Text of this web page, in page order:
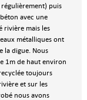
puis
avec une
rivière mais les
métalliques ont
la digue. Nous
1m de haut environ
toujours
et sur les
nous avons